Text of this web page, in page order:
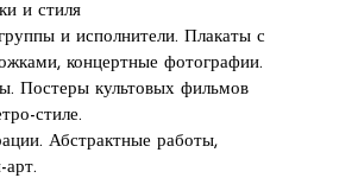
и стиля
и исполнители. Плакаты с
концертные фотографии.
Постеры культовых фильмов
стиле.
Абстрактные работы,